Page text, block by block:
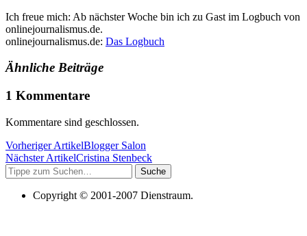
Ich freue mich: Ab nächster Woche bin ich zu Gast im Logbuch von
onlinejournalismus.de.
onlinejournalismus.de: Das Logbuch
Ähnliche Beiträge
1 Kommentare
Kommentare sind geschlossen.
Vorheriger ArtikelBlogger Salon
Nächster ArtikelCristina Stenbeck
Suche
Copyright © 2001-2007 Dienstraum.